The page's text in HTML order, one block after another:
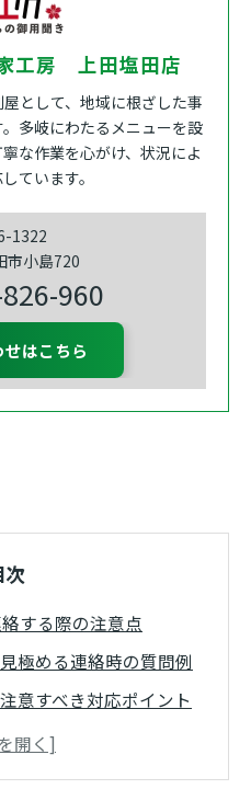
工房 上田塩田店
として、地域に根ざした事
多岐にわたるメニューを設
な作業を心がけ、状況によ
ています。
1322
市小島720
960
はこちら
次
する際の注意点
極める連絡時の質問例
意すべき対応ポイント
利屋連絡時の落とし穴
に確認したい法令遵守